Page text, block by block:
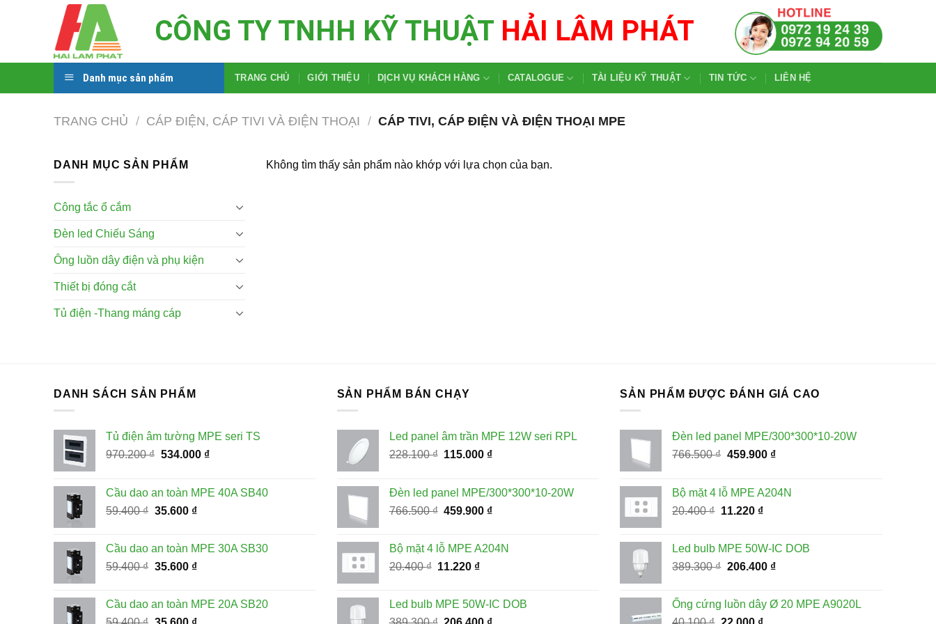
CÔNG TY TNHH KỸ THUẬT HẢI LÂM PHÁT
Danh mục sản phẩm TRANG CHỦ GIỚI THIỆU DỊCH VỤ KHÁCH HÀNG CATALOGUE TÀI LIỆU KỸ THUẬT TIN TỨC LIÊN HỆ
TRANG CHỦ / CÁP ĐIỆN, CÁP TIVI VÀ ĐIỆN THOẠI / CÁP TIVI, CÁP ĐIỆN VÀ ĐIỆN THOẠI MPE
DANH MỤC SẢN PHẨM
Công tắc ổ cắm
Đèn led Chiếu Sáng
Ông luồn dây điện và phụ kiện
Thiết bị đóng cắt
Tủ điện -Thang máng cáp
Không tìm thấy sản phẩm nào khớp với lựa chọn của bạn.
DANH SÁCH SẢN PHẨM
Tủ điện âm tường MPE seri TS
970.200₫ Giá
970.200 ₫.
534.000 ₫Giá
là:
Cầu dao an toàn MPE 40A SB40
59.400₫ Giá
59.400 ₫.
35.600 ₫Giá
là:
35.600 ₫.
Cầu dao an toàn MPE 30A SB30
59.400₫ Giá
59.400 ₫.
35.600 ₫Giá
là:
Cầu dao an toàn MPE 20A SB20
Giá Giá
SẢN PHẨM BÁN CHẠY
Led panel âm trần MPE 12W seri RPL
228.100₫ Giá
228.100 ₫.
115.000 ₫Giá
là:
115.000 ₫.
Đèn led panel MPE/300*300*10-20W
766.500₫ Giá
là:
766.500 ₫.
459.900 ₫Giá
là:
Bộ mặt 4 lỗ MPE A204N
20.400₫ Giá
20.400 ₫.
11.220 ₫Giá
là:
Led bulb MPE 50W-IC DOB
Giá Giá
SẢN PHẨM ĐƯỢC ĐÁNH GIÁ CAO
Đèn led panel MPE/300*300*10-20W
766.500₫ Giá
766.500 ₫.
459.900 ₫Giá
là:
Bộ mặt 4 lỗ MPE A204N
20.400₫ Giá
20.400 ₫.
11.220 ₫Giá
là:
11.220 ₫.
Led bulb MPE 50W-IC DOB
389.300₫ Giá
389.300 ₫.
206.400 ₫Giá
là:
Ống cứng luồn dây Ø 20 MPE A9020L
Giá Giá